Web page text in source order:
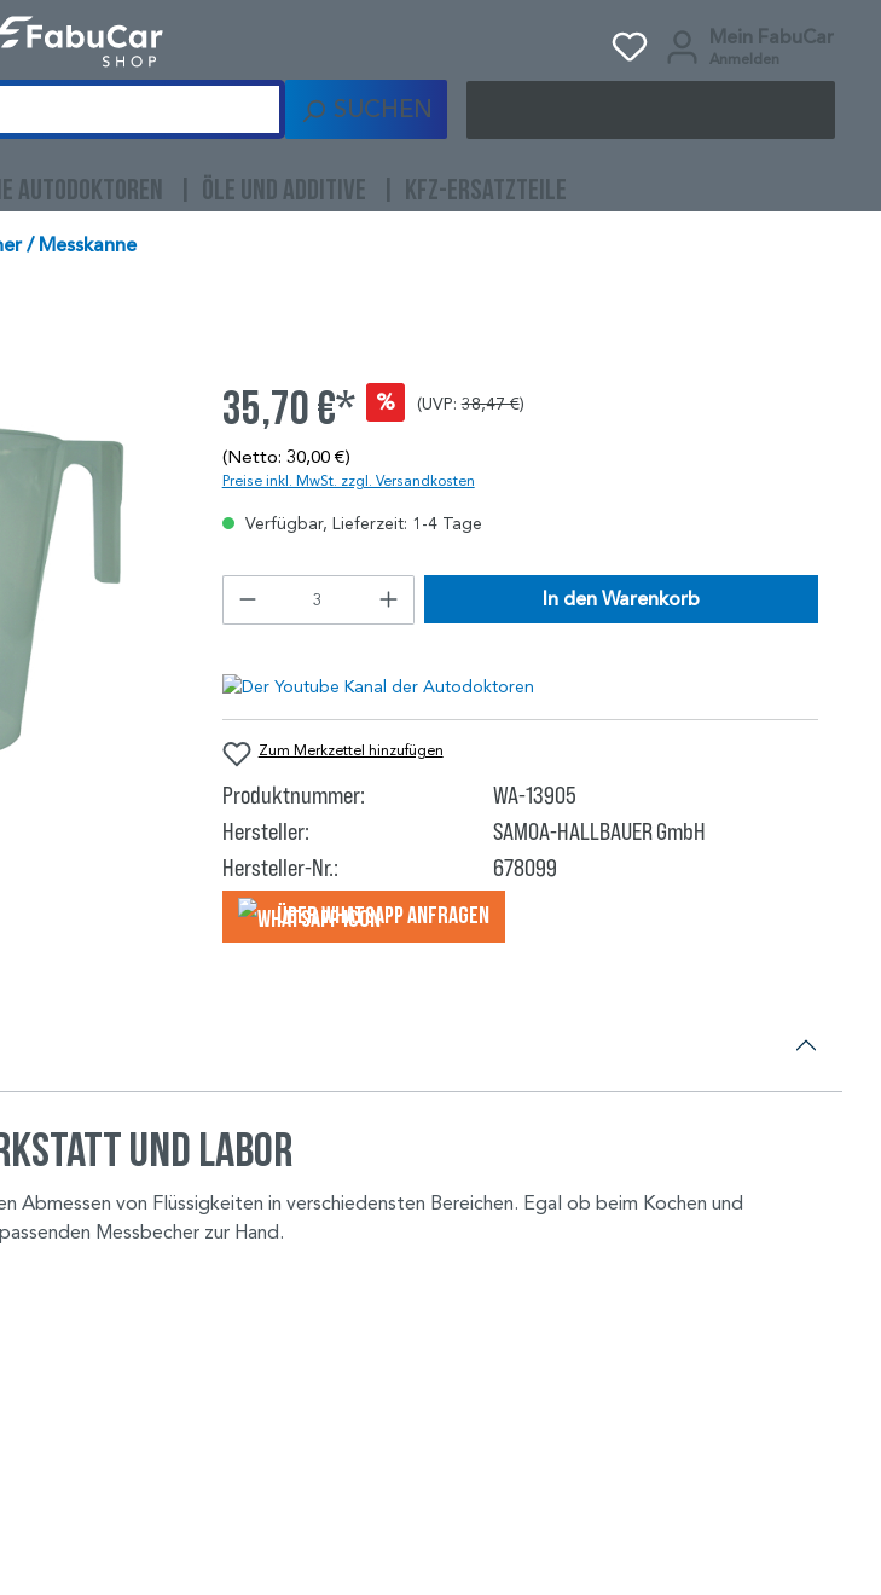
Mein FabuCar
Anmelden
SUCHEN
AUTODOKTOREN ÖLE UND ADDITIVE KFZ-ERSATZTEILE
/ Messkanne
35,70 €* % (UVP:38,47 €)
(Netto: 30,00 €)
Preise inkl. MwSt. zzgl. Versandkosten
Verfügbar, Lieferzeit: 1-4 Tage
In den Warenkorb
Zum Merkzettel hinzufügen
Produktnummer:
WA-13905
Hersteller:
SAMOA-HALLBAUER GmbH
Hersteller-Nr.:
678099
Über WhatsApp anfragеn
und Labor
von Flüssigkeiten in verschiedensten Bereichen. Egal ob beim Kochen und
Messbecher zur Hand.